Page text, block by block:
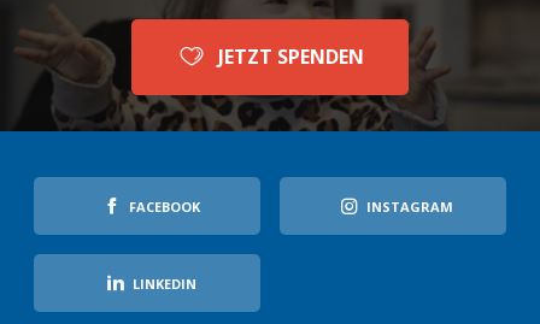
JETZT SPENDEN
FACEBOOK INSTAGRAM
LINKEDIN